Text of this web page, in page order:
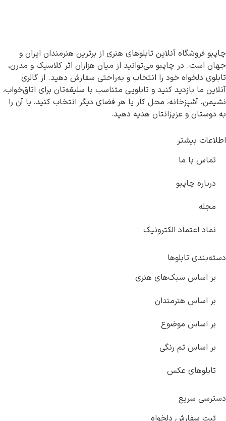
چاپبو فروشگاه آنلاین تابلوهای هنری از برترین هنرمندان ایران و
جهان است. در چاپبو می‌توانید از میان هزاران اثر کلاسیک و مدرن،
تابلوی دلخواه خود را انتخاب و به‌راحتی سفارش دهید. از گالری
آنلاین ما بازدید کنید و تابلویی متناسب با سلیقه‌تان برای اتاق‌خواب،
نشیمن، آشپزخانه، محل کار یا هر فضای دیگر انتخاب کنید، یا آن را
به دوستان و عزیزانتان هدیه دهید.
اطلاعات بیشتر
تماس با ما
درباره چاپبو
مجله
نماد اعتماد الکترونیک
دسته‌بندی تابلوها
بر اساس سبک‌های هنری
بر اساس هنرمندان
بر اساس موضوع
بر اساس تم رنگی
تابلوهای عکس
دسترسی سریع